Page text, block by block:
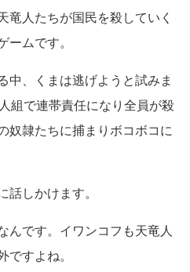
竜人たちが国民を殺していく
ームです。
中、くまは逃げようと試みま
組で連帯責任になり全員が殺
奴隷たちに捕まりボコボコに
話しかけます。
んです。イワンコフも天竜人
ですよね。